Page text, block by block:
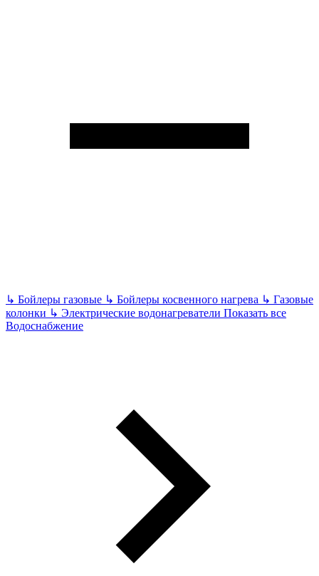
↳ Бойлеры газовые ↳ Бойлеры косвенного нагрева ↳ Газовые
колонки ↳ Электрические водонагреватели Показать все
Водоснабжение